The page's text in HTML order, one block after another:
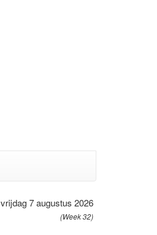
vrijdag 7 augustus 2026
(Week 32)